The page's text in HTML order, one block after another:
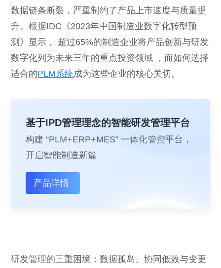
数据链条断裂，严重制约了产品上市速度与质量提
升。根据IDC《2023年中国制造业数字化转型预
测》显示， 超过65%的制造企业将产品创新与研发
数字化列为未来三年的重点投资领域 ，而如何选择
适合的PLM系统成为这些企业的核心关切。
基于IPD管理理念的智能研发管理平台
构建 “PLM+ERP+MES” 一体化管控平台，
开启智能制造新篇
产品详情
研发管理的三重困境：数据孤岛、协同低效与变更